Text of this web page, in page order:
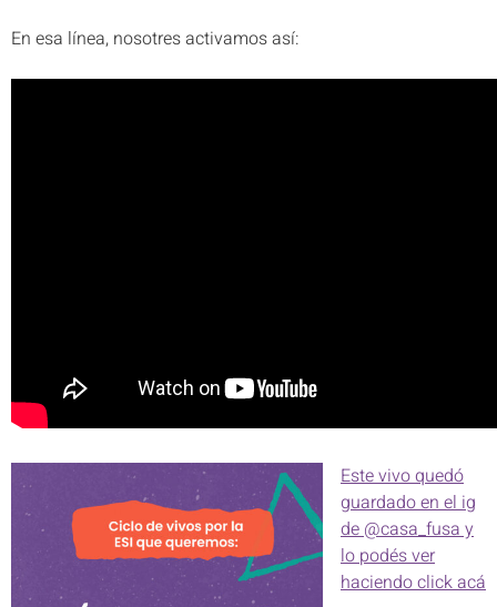
En esa línea, nosotres activamos así:
Este vivo quedó
guardado en el ig
de @casa_fusa y
lo podés ver
haciendo click acá